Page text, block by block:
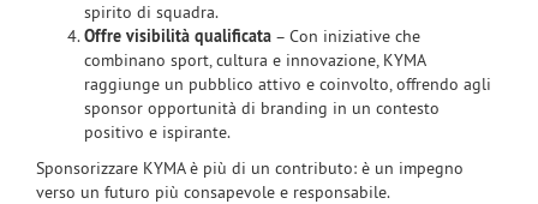
spirito di squadra.
Offre visibilità qualificata – Con iniziative che
combinano sport, cultura e innovazione, KYMA
raggiunge un pubblico attivo e coinvolto, offrendo agli
sponsor opportunità di branding in un contesto
positivo e ispirante.
Sponsorizzare KYMA è più di un contributo: è un impegno
verso un futuro più consapevole e responsabile.